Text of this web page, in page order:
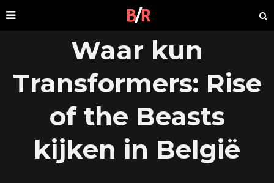
Waar kun
Transformers: Rise
of the Beasts
kijken in België